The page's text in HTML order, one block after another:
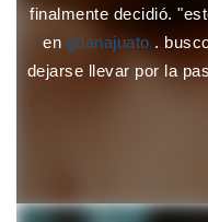
finalmente decidió.
en guanajuato .
dejarse llevar por la